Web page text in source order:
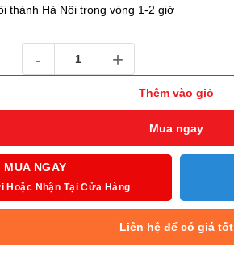
thành Hà Nội trong vòng 1-2 giờ
Thêm vào giỏ
Mua ngay
MUA NGAY
Hoặc Nhận Tại Cửa Hàng
Liên hệ để có giá tốt